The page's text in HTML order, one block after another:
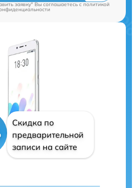
заявку" Вы соглашаетесь cполитикой
Скидка по
предварительной
записи на сайте